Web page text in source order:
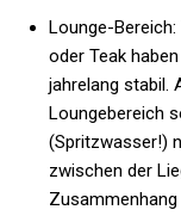
Lounge-
oder Teak
jahrelang stabil.
Loungebereich
(Spritzwasser!)
zwischen der